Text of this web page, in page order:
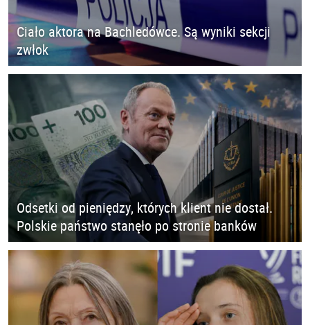
Ciało aktora na Bachledówce. Są wyniki sekcji
zwłok
Odsetki od pieniędzy, których klient nie dostał.
Polskie państwo stanęło po stronie banków